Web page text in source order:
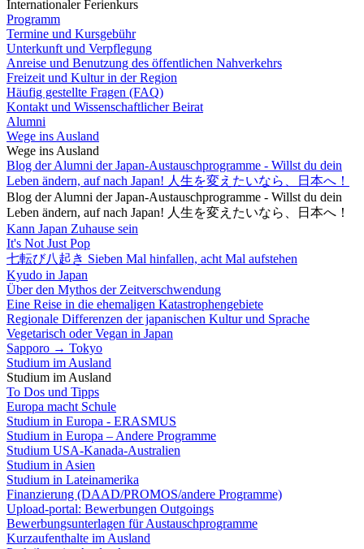
Internationaler Ferienkurs
Programm
Termine und Kursgebühr
Unterkunft und Verpflegung
Anreise und Benutzung des öffentlichen Nahverkehrs
Freizeit und Kultur in der Region
Häufig gestellte Fragen (FAQ)
Kontakt und Wissenschaftlicher Beirat
Alumni
Wege ins Ausland
Wege ins Ausland
Blog der Alumni der Japan-Austauschprogramme - Willst du dein
Leben ändern, auf nach Japan! 人生を変えたいなら、日本へ！
Blog der Alumni der Japan-Austauschprogramme - Willst du dein
Leben ändern, auf nach Japan! 人生を変えたいなら、日本へ！
Kann Japan Zuhause sein
It's Not Just Pop
七転び八起き Sieben Mal hinfallen, acht Mal aufstehen
Kyudo in Japan
Über den Mythos der Zeitverschwendung
Eine Reise in die ehemaligen Katastrophengebiete
Regionale Differenzen der japanischen Kultur und Sprache
Vegetarisch oder Vegan in Japan
Sapporo → Tokyo
Studium im Ausland
Studium im Ausland
To Dos und Tipps
Europa macht Schule
Studium in Europa - ERASMUS
Studium in Europa – Andere Programme
Studium USA-Kanada-Australien
Studium in Asien
Studium in Lateinamerika
Finanzierung (DAAD/PROMOS/andere Programme)
Upload-portal: Bewerbungen Outgoings
Bewerbungsunterlagen für Austauschprogramme
Kurzaufenthalte im Ausland